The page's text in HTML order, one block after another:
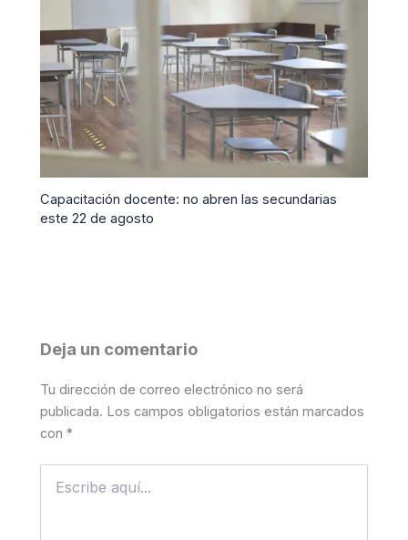
Capacitación docente: no abren las secundarias
este 22 de agosto
Deja un comentario
Tu dirección de correo electrónico no será
publicada. Los campos obligatorios están marcados
con*
aquí...